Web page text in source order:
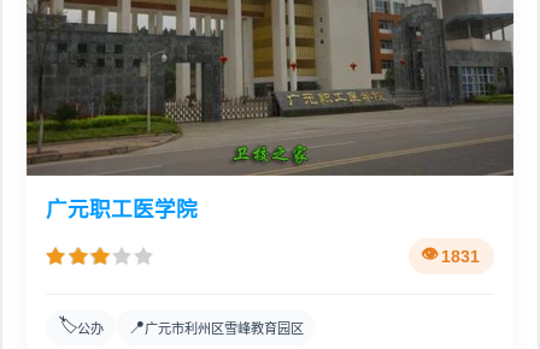
广元职工医学院
1831
🏷️公办 📍广元市利州区雪峰教育园区